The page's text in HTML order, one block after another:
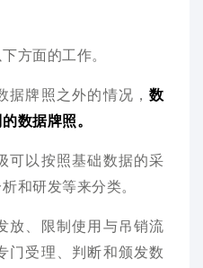
方面的工作。
据牌照之外的情况，数
数据牌照。
可以按照基础数据的采
和研发等来分类。
放、限制使用与吊销流
门受理、判断和颁发数